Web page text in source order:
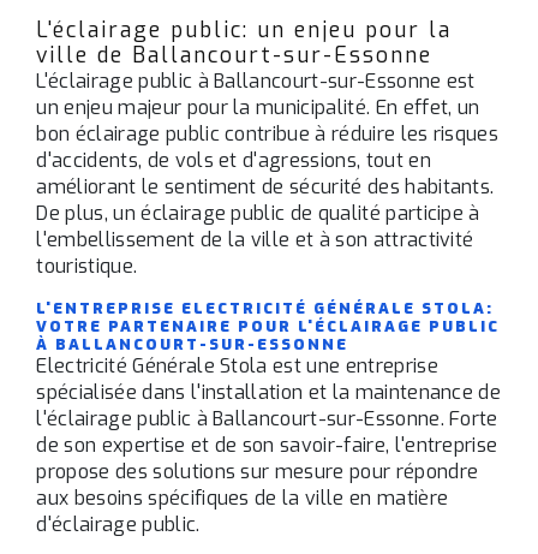
L'éclairage public: un enjeu pour la
ville de Ballancourt-sur-Essonne
L'éclairage public à Ballancourt-sur-Essonne est
un enjeu majeur pour la municipalité. En effet, un
bon éclairage public contribue à réduire les risques
d'accidents, de vols et d'agressions, tout en
améliorant le sentiment de sécurité des habitants.
De plus, un éclairage public de qualité participe à
l'embellissement de la ville et à son attractivité
touristique.
L'ENTREPRISE ELECTRICITÉ GÉNÉRALE STOLA:
VOTRE PARTENAIRE POUR L'ÉCLAIRAGE PUBLIC
À BALLANCOURT-SUR-ESSONNE
Electricité Générale Stola est une entreprise
spécialisée dans l'installation et la maintenance de
l'éclairage public à Ballancourt-sur-Essonne. Forte
de son expertise et de son savoir-faire, l'entreprise
propose des solutions sur mesure pour répondre
aux besoins spécifiques de la ville en matière
d'éclairage public.